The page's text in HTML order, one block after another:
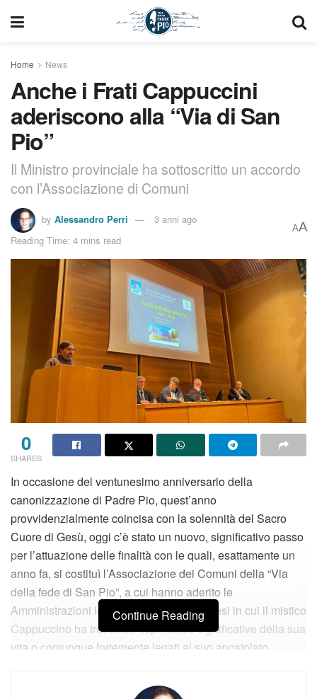
Home News
Anche i Frati Cappuccini
aderiscono alla “Via di San
Pio”
Il Ministro provinciale ha sottoscritto un accordo
con l’Associazione di Comuni
by Alessandro Perri
3 anni ago
Reading Time: 4 mins read
AA
0
SHARES
In occasione del ventunesimo anniversario della
canonizzazione di Padre Pio, quest’anno
provvidenzialmente coincisa con la solennità del Sacro
Cuore di Gesù, oggi c’è stato un nuovo, significativo passo
per l’attuazione delle finalità con le quali, esattamente un
anno fa, si costituì l’Associazione dei Comuni della “Via
della fede di San Pio”, a cui hanno aderito le
Amministrazioni locali delle città e dei paesi in cui il mistico
Cappuccino ha trascorso esperienze significative della sua
vita o comunque fortemente legati al suo apostolato.
Continue Reading